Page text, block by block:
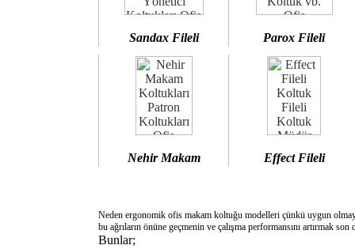
Sandax Fileli Parox Fileli
Nehir Makam Effect Fileli
Neden ergonomik ofis makam koltuğu modelleri çünkü uygun
bu ağrıların önüne geçmenin ve çalışma performansını artırmak
Bunlar;